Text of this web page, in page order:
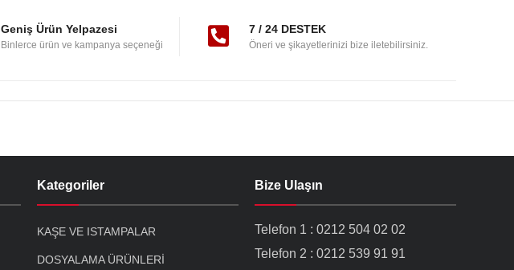
Geniş Ürün Yelpazesi
Binlerce ürün ve kampanya seçeneği
7 / 24 DESTEK
Öneri ve şikayetlerinizi bize iletebilirsiniz.
Kategoriler
KAŞE VE ISTAMPALAR
DOSYALAMA ÜRÜNLERİ
Bize Ulaşın
Telefon 1 : 0212 504 02 02
Telefon 2 : 0212 539 91 91